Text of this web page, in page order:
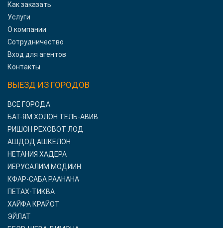
Как заказать
Услуги
О компании
Сотрудничество
Вход для агентов
Контакты
ВЫЕЗД ИЗ ГОРОДОВ
ВСЕ ГОРОДА
БАТ-ЯМ ХОЛОН ТЕЛЬ-АВИВ
РИШОН РЕХОВОТ ЛОД
АШДОД АШКЕЛОН
НЕТАНИЯ ХАДЕРА
ИЕРУСАЛИМ МОДИИН
КФАР-САБА РААНАНА
ПЕТАХ-ТИКВА
ХАЙФА КРАЙОТ
ЭЙЛАТ